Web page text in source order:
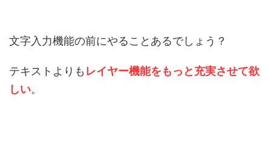
文字入力機能の前にやることあるでしょう？
テキストよりも レイヤー機能をもっと充実させて欲
しい。